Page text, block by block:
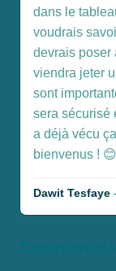
dans le
voudrais
devrais poser
viendra jeter
sont
sera sécurisé
a déjà vécu
bienvenus ! 😊
Dawit Tesfaye -